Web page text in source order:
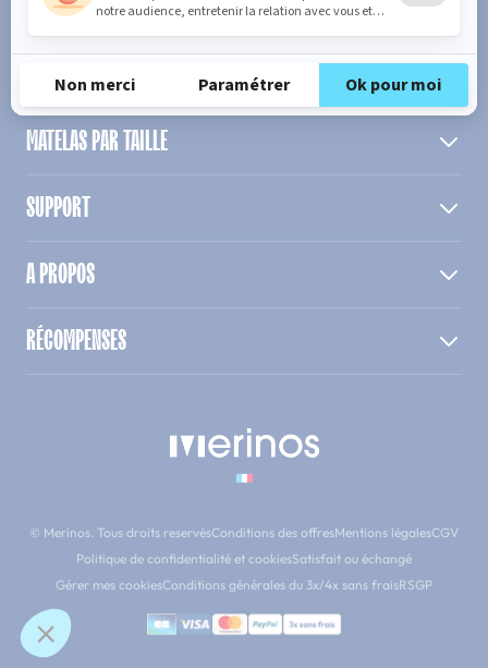
concernant les offres, services, produits ou évènements de Bultex
conformément à
notre politique de protection des données personnelles.
PRODUIT
MATELAS PAR TAILLE
SUPPORT
A PROPOS
RÉCOMPENSES
© Merinos. Tous droits reservésConditions des offresMentions légalesCGV
Politique de confidentialité et cookiesSatisfait ou échangé
Gérer mes cookiesConditions générales du 3x/4x sans fraisRSGP